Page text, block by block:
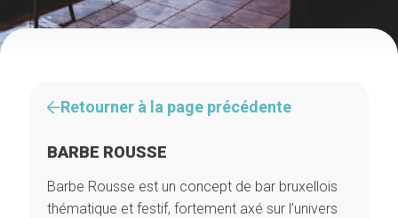
Retourner à la page précédente
BARBE ROUSSE
Barbe Rousse est un concept de bar bruxellois
thématique et festif, fortement axé sur l’univers